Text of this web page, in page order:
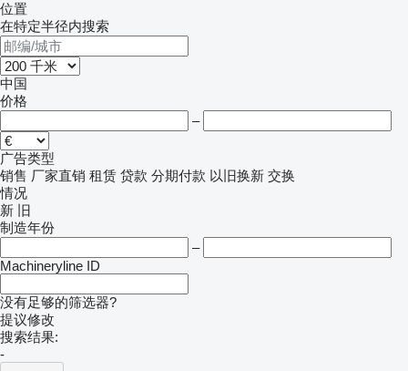
位置
在特定半径内搜索
中国
价格
–
广告类型
销售 厂家直销 租赁 贷款 分期付款 以旧换新 交换
情况
新 旧
制造年份
–
Machineryline ID
没有足够的筛选器?
提议修改
搜索结果:
-